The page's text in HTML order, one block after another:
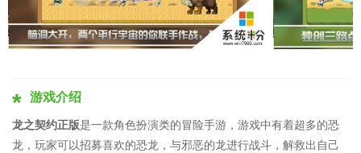
游戏介绍
龙之契约正版是一款角色扮演类的冒险手游，游戏中有着超多的恐
龙，玩家可以招募喜欢的恐龙，与邪恶的龙进行战斗，解救出自己